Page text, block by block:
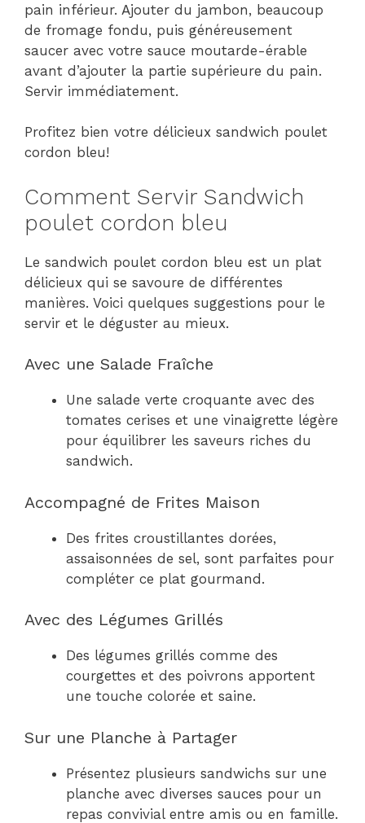
pain inférieur. Ajouter du jambon, beaucoup
de fromage fondu, puis généreusement
saucer avec votre sauce moutarde-érable
avant d’ajouter la partie supérieure du pain.
Servir immédiatement.
Profitez bien votre délicieux sandwich poulet
cordon bleu!
Comment Servir Sandwich
poulet cordon bleu
Le sandwich poulet cordon bleu est un plat
délicieux qui se savoure de différentes
manières. Voici quelques suggestions pour le
servir et le déguster au mieux.
Avec une Salade Fraîche
Une salade verte croquante avec des
tomates cerises et une vinaigrette légère
pour équilibrer les saveurs riches du
sandwich.
Accompagné de Frites Maison
Des frites croustillantes dorées,
assaisonnées de sel, sont parfaites pour
compléter ce plat gourmand.
Avec des Légumes Grillés
Des légumes grillés comme des
courgettes et des poivrons apportent
une touche colorée et saine.
Sur une Planche à Partager
Présentez plusieurs sandwichs sur une
planche avec diverses sauces pour un
repas convivial entre amis ou en famille.